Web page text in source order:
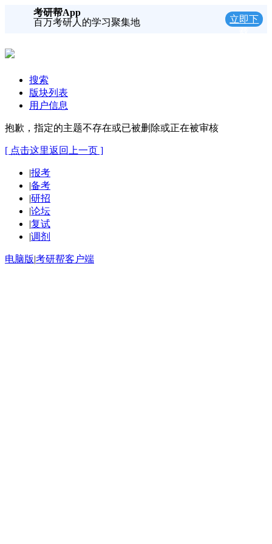
考研帮App
百万考研人的学习聚集地
立即下
搜索
版块列表
用户信息
抱歉，指定的主题不存在或已被删除或正在被审核
[ 点击这里返回上一页 ]
|报考
|备考
|研招
|论坛
|复试
|调剂
电脑版|考研帮客户端